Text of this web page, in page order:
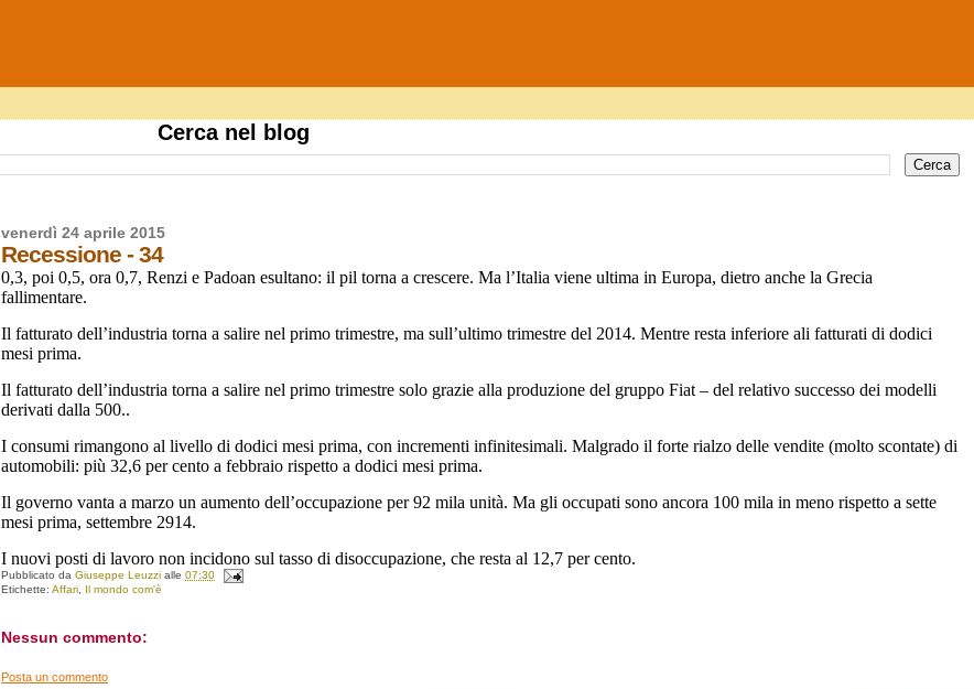
Cerca nel blog
venerdì 24 aprile 2015
Recessione - 34
0,3, poi 0,5, ora 0,7, Renzi e Padoan esultano: il pil torna a crescere. Ma l’Italia viene ultima in Europa, dietro anche la Grecia
fallimentare.
Il fatturato dell’industria torna a salire nel primo trimestre, ma sull’ultimo trimestre del 2014. Mentre resta inferiore ali fatturati di dodici
mesi prima.
Il fatturato dell’industria torna a salire nel primo trimestre solo grazie alla produzione del gruppo Fiat – del relativo successo dei modelli
derivati dalla 500..
I consumi rimangono al livello di dodici mesi prima, con incrementi infinitesimali. Malgrado il forte rialzo delle vendite (molto scontate) di
automobili: più 32,6 per cento a febbraio rispetto a dodici mesi prima.
Il governo vanta a marzo un aumento dell’occupazione per 92 mila unità. Ma gli occupati sono ancora 100 mila in meno rispetto a sette
mesi prima, settembre 2914.
I nuovi posti di lavoro non incidono sul tasso di disoccupazione, che resta al 12,7 per cento.
Pubblicato daGiuseppe Leuzzi alle07:30
Etichette:Affari Il mondo com'è
Nessun commento:
Posta un commento